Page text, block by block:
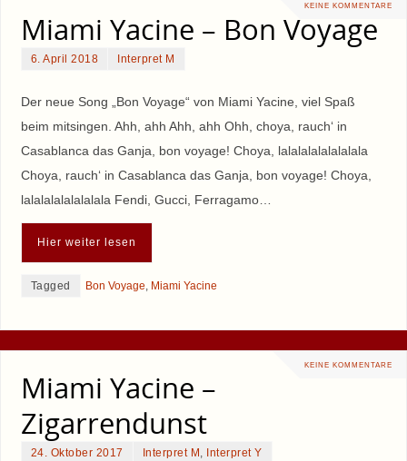
KEINE KOMMENTARE
Miami Yacine – Bon Voyage
6. April 2018 Interpret M
Der neue Song „Bon Voyage“ von Miami Yacine, viel Spaß
beim mitsingen. Ahh, ahh Ahh, ahh Ohh, choya, rauch‘ in
Casablanca das Ganja, bon voyage! Choya, lalalalalalalalala
Choya, rauch‘ in Casablanca das Ganja, bon voyage! Choya,
lalalalalalalalala Fendi, Gucci, Ferragamo…
Hier weiter lesen
Tagged Bon Voyage, Miami Yacine
KEINE KOMMENTARE
Miami Yacine –
Zigarrendunst
24. Oktober 2017 Interpret M , Interpret Y